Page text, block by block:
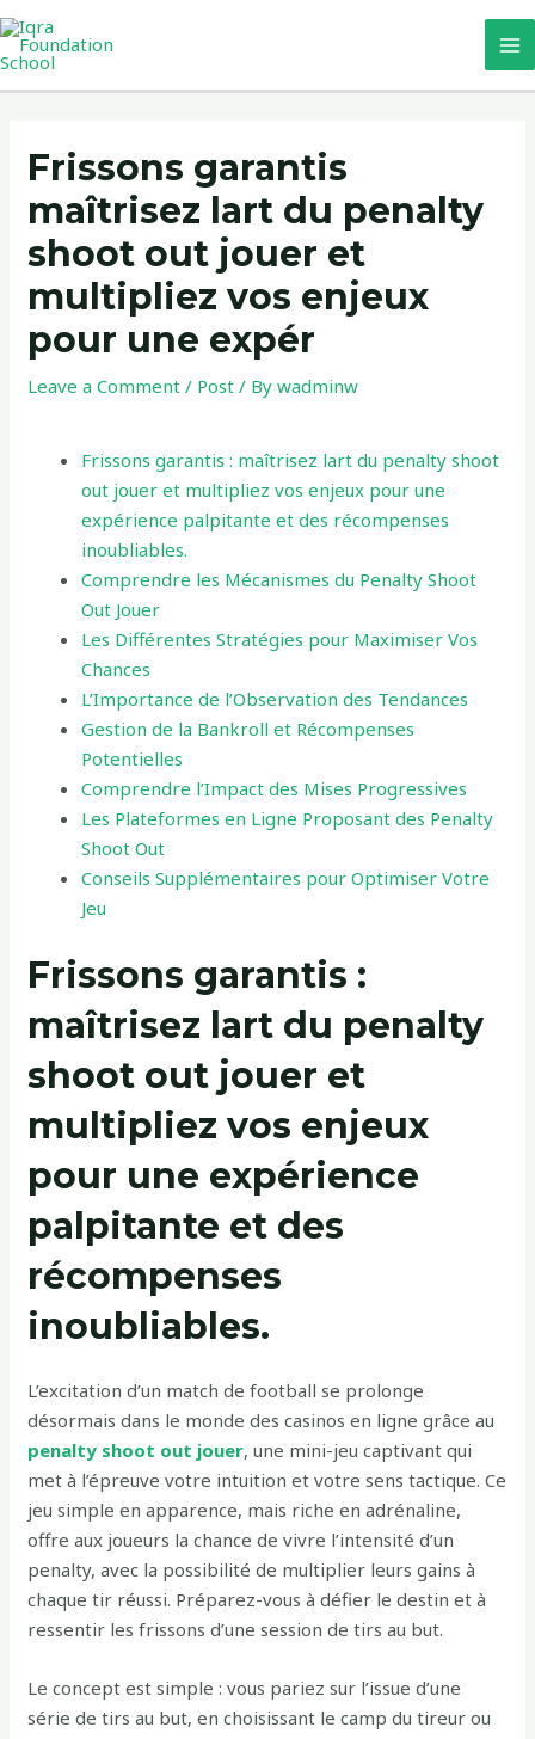
Skip
to
content
Frissons garantis
maîtrisez lart du penalty
shoot out jouer et
multipliez vos enjeux
pour une expér
Leave a Comment / Post / Bywadminw
Frissons garantis : maîtrisez lart du penalty shoot
out jouer et multipliez vos enjeux pour une
expérience palpitante et des récompenses
inoubliables.
Comprendre les Mécanismes du Penalty Shoot
Out Jouer
Les Différentes Stratégies pour Maximiser Vos
Chances
L’Importance de l’Observation des Tendances
Gestion de la Bankroll et Récompenses
Potentielles
Comprendre l’Impact des Mises Progressives
Les Plateformes en Ligne Proposant des Penalty
Shoot Out
Conseils Supplémentaires pour Optimiser Votre
Jeu
Frissons garantis :
maîtrisez lart du penalty
shoot out jouer et
multipliez vos enjeux
pour une expérience
palpitante et des
récompenses
inoubliables.
L’excitation d’un match de football se prolonge
désormais dans le monde des casinos en ligne grâce au
penalty shoot out jouer, une mini-jeu captivant qui
met à l’épreuve votre intuition et votre sens tactique. Ce
jeu simple en apparence, mais riche en adrénaline,
offre aux joueurs la chance de vivre l’intensité d’un
penalty, avec la possibilité de multiplier leurs gains à
chaque tir réussi. Préparez-vous à défier le destin et à
ressentir les frissons d’une session de tirs au but.
Le concept est simple : vous pariez sur l’issue d’une
série de tirs au but, en choisissant le camp du tireur ou